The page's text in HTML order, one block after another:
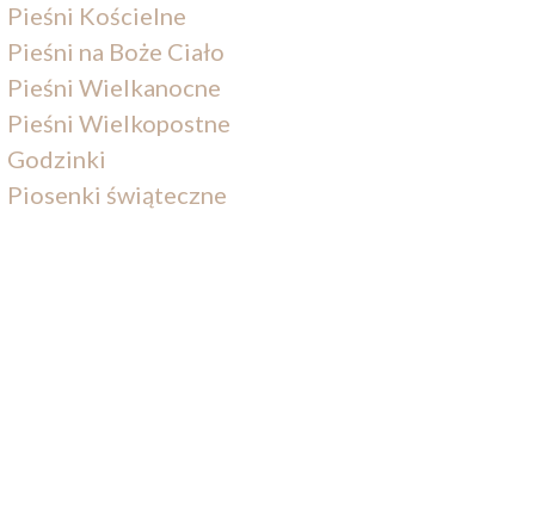
Pieśni Kościelne
Pieśni na Boże Ciało
Pieśni Wielkanocne
Pieśni Wielkopostne
Godzinki
Piosenki świąteczne